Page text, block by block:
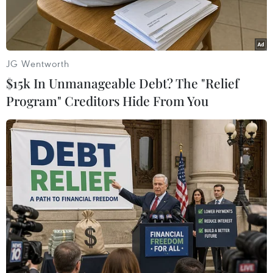
(Ảnh minh họa. Nguồn:Vietnam+)
Nền kinh tế có dấu hiệu phục hồi từ cuối năm
2021 và được kỳ vọng tăng trưởng mạnh trong
năm 2022; Chính phủ tiếp tục đẩy mạnh đầu tư
công, tạo tiền đề tăng trưởng lâu dài… được
xem là những điều kiện thuận lợi cho thị
trường chứng khoán Việt Nam phát triển mạnh
JG Wentworth
$15k In Unmanageable Debt? The "Relief
Program" Creditors Hide From You